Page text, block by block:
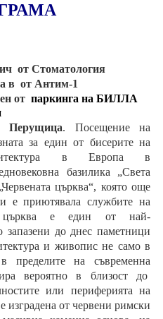
от Стоматология
в от Антим-1
от паркинга на БИЛЛА
Перущица. Посещение на
за един от бисерите на
в Европа в
базилика „Света
църква“, която още
приютявала службите на
църква е един от най-
запазени до днес паметници
и живопис не само в
на съвременна
вероятно в близост до
или периферията на
изградена от червени римски